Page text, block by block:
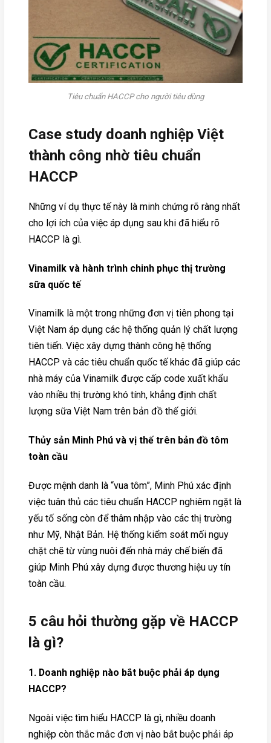
Tiêu chuẩn HACCP cho người tiêu dùng
Case study doanh nghiệp Việt
thành công nhờ tiêu chuẩn
HACCP
Những ví dụ thực tế này là minh chứng rõ ràng nhất
cho lợi ích của việc áp dụng sau khi đã hiểu rõ
HACCP là gì.
Vinamilk và hành trình chinh phục thị trường
sữa quốc tế
Vinamilk là một trong những đơn vị tiên phong tại
Việt Nam áp dụng các hệ thống quản lý chất lượng
tiên tiến. Việc xây dựng thành công hệ thống
HACCP và các tiêu chuẩn quốc tế khác đã giúp các
nhà máy của Vinamilk được cấp code xuất khẩu
vào nhiều thị trường khó tính, khẳng định chất
lượng sữa Việt Nam trên bản đồ thế giới.
Thủy sản Minh Phú và vị thế trên bản đồ tôm
toàn cầu
Được mệnh danh là “vua tôm”, Minh Phú xác định
việc tuân thủ các tiêu chuẩn HACCP nghiêm ngặt là
yếu tố sống còn để thâm nhập vào các thị trường
như Mỹ, Nhật Bản. Hệ thống kiểm soát mối nguy
chặt chẽ từ vùng nuôi đến nhà máy chế biến đã
giúp Minh Phú xây dựng được thương hiệu uy tín
toàn cầu.
5 câu hỏi thường gặp về HACCP
là gì?
1. Doanh nghiệp nào bắt buộc phải áp dụng
HACCP?
Ngoài việc tìm hiểu HACCP là gì, nhiều doanh
nghiệp còn thắc mắc đơn vị nào bắt buộc phải áp